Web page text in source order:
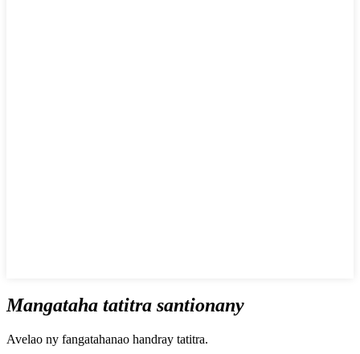
Mangataha tatitra santionany
Avelao ny fangatahanao handray tatitra.